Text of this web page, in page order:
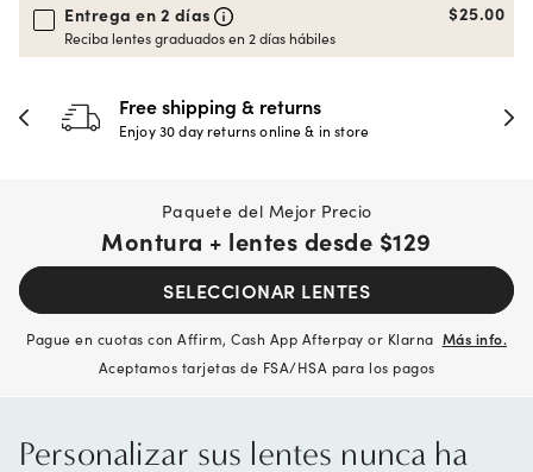
Entrega en 2 días
Reciba lentes graduados en 2 días hábiles
$25.00
30-day happiness guarantee
Full refund or replacement within 30 days
Paquete del Mejor Precio
Montura + lentes desde $129
SELECCIONAR LENTES
Pague en cuotas con Affirm, Cash App Afterpay or Klarna Más info.
Aceptamos tarjetas de FSA/HSA para los pagos
Personalizar sus lentes nunca ha